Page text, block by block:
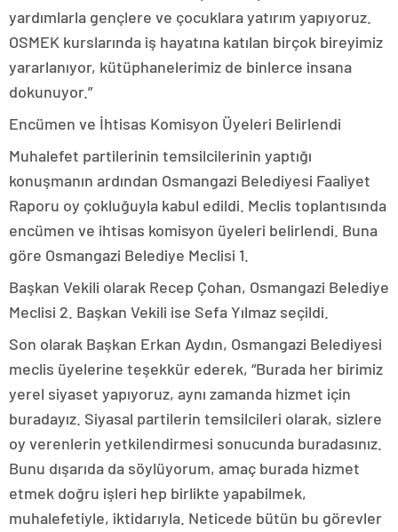
yardımlarla gençlere ve çocuklara yatırım yapıyoruz.
OSMEK kurslarında iş hayatına katılan birçok bireyimiz
yararlanıyor, kütüphanelerimiz de binlerce insana
dokunuyor.”
Encümen ve İhtisas Komisyon Üyeleri Belirlendi
Muhalefet partilerinin temsilcilerinin yaptığı
konuşmanın ardından Osmangazi Belediyesi Faaliyet
Raporu oy çokluğuyla kabul edildi. Meclis toplantısında
encümen ve ihtisas komisyon üyeleri belirlendi. Buna
göre Osmangazi Belediye Meclisi 1.
Başkan Vekili olarak Recep Çohan, Osmangazi Belediye
Meclisi 2. Başkan Vekili ise Sefa Yılmaz seçildi.
Son olarak Başkan Erkan Aydın, Osmangazi Belediyesi
meclis üyelerine teşekkür ederek, “Burada her birimiz
yerel siyaset yapıyoruz, aynı zamanda hizmet için
buradayız. Siyasal partilerin temsilcileri olarak, sizlere
oy verenlerin yetkilendirmesi sonucunda buradasınız.
Bunu dışarıda da söylüyorum, amaç burada hizmet
etmek doğru işleri hep birlikte yapabilmek,
muhalefetiyle, iktidarıyla. Neticede bütün bu görevler